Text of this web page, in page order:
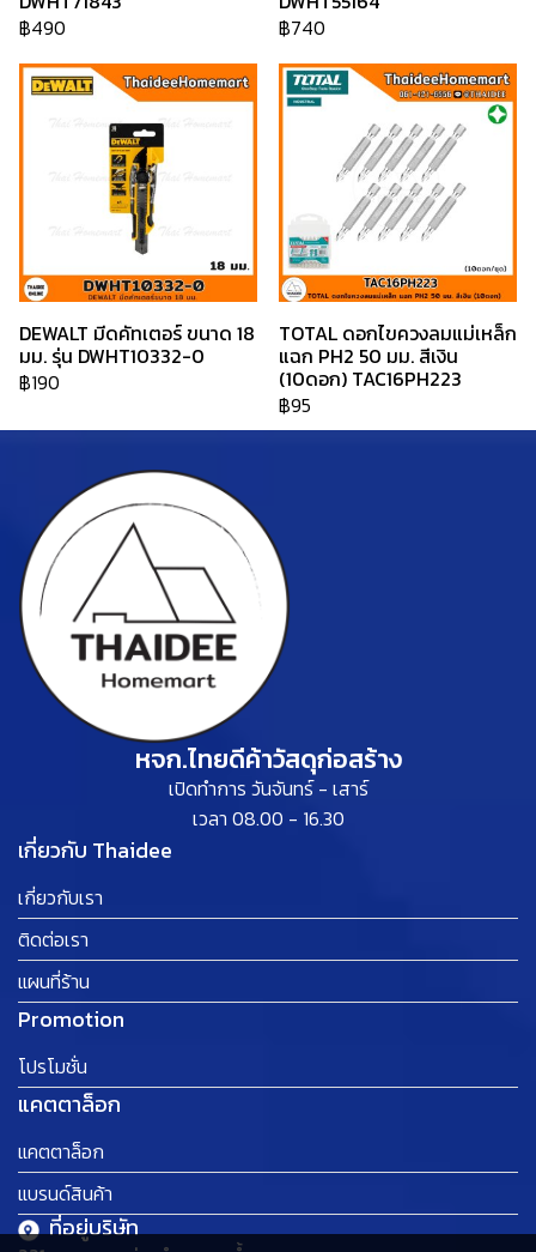
฿490
฿740
DEWALT มีดคัทเตอร์ ขนาด 18
มม. รุ่น DWHT10332-0
฿190
TOTAL ดอกไขควงลมแม่เหล็ก
แฉก PH2 50 มม. สีเงิน
(10ดอก) TAC16PH223
฿95
หจก.ไทยดีค้าวัสดุก่อสร้าง
เปิดทำการ วันจันทร์ - เสาร์
เวลา 08.00 - 16.30
เกี่ยวกับ Thaidee
เกี่ยวกับเรา
ติดต่อเรา
แผนที่ร้าน
Promotion
โปรโมชั่น
แคตตาล็อก
แคตตาล็อก
แบรนด์สินค้า
ที่อยู่บริษัท